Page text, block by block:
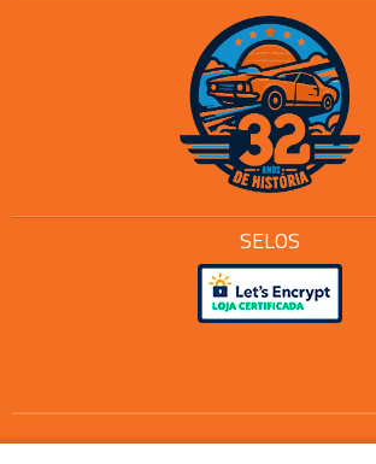
SELOS